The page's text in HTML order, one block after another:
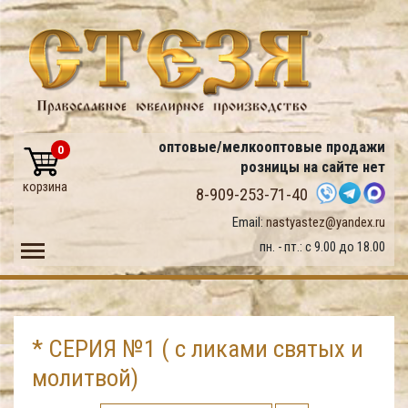
оптовые/мелкооптовые продажи
розницы на сайте нет
8-909-253-71-40
Email: nastyastez@yandex.ru
пн. - пт.: с 9.00 до 18.00
0
корзина
Toggle main menu visibility
* СЕРИЯ №1 ( с ликами святых и
молитвой)